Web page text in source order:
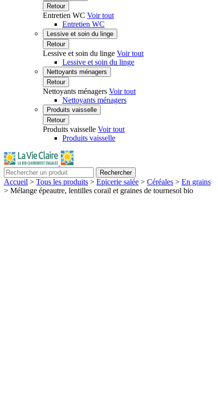
Retour
Entretien WC Voir tout
Entretien WC
Lessive et soin du linge
Retour
Lessive et soin du linge Voir tout
Lessive et soin du linge
Nettoyants ménagers
Retour
Nettoyants ménagers Voir tout
Nettoyants ménagers
Produits vaisselle
Retour
Produits vaisselle Voir tout
Produits vaisselle
Rechercher
Accueil > Tous les produits > Epicerie salée > Céréales > En grains
> Mélange épeautre, lentilles corail et graines de tournesol bio